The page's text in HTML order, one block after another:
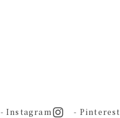
- Instagram
- Pinterest